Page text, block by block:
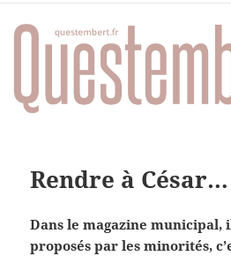
Rendre à César…
Dans le magazine
proposés par les minorités,